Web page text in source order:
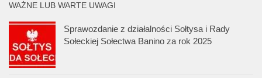
WAŻNE LUB WARTE UWAGI
Sprawozdanie z działalności Sołtysa i Rady
Sołeckiej Sołectwa Banino za rok 2025